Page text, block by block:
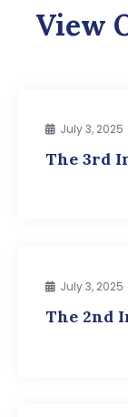
View
July 3, 2025
The 3rd
July 3, 2025
The 2nd